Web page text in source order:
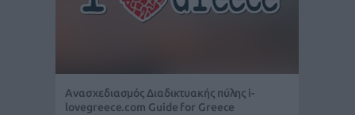
Ανασχεδιασμός Διαδικτυακής πύλης i-
lovegreece.com Guide for Greece